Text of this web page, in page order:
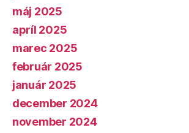
máj 2025
apríl 2025
marec 2025
február 2025
január 2025
december 2024
november 2024